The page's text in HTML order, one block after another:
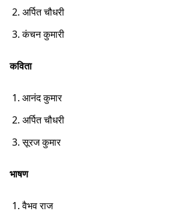
अर्पित चौधरी
कंचन कुमारी
कविता
आनंद कुमार
अर्पित चौधरी
सूरज कुमार
भाषण
वैभव राज